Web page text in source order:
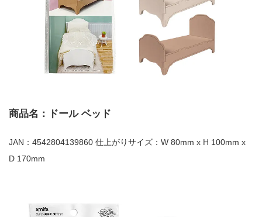
商品名：ドール ベッド
JAN：4542804139860 仕上がりサイズ：W 80mm x H 100mm x
D 170mm